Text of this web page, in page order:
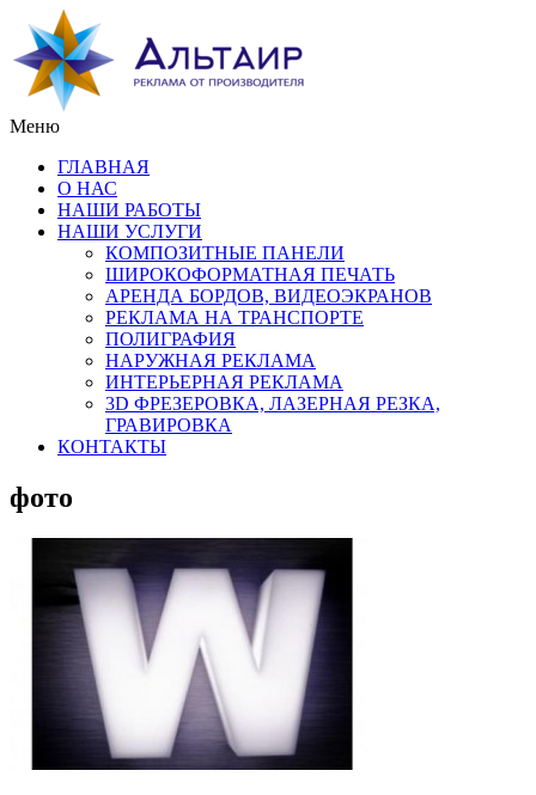
Меню
ГЛАВНАЯ
О НАС
НАШИ РАБОТЫ
НАШИ УСЛУГИ
КОМПОЗИТНЫЕ ПАНЕЛИ
ШИРОКОФОРМАТНАЯ ПЕЧАТЬ
АРЕНДА БОРДОВ, ВИДЕОЭКРАНОВ
РЕКЛАМА НА ТРАНСПОРТЕ
ПОЛИГРАФИЯ
НАРУЖНАЯ РЕКЛАМА
ИНТЕРЬЕРНАЯ РЕКЛАМА
3D ФРЕЗЕРОВКА, ЛАЗЕРНАЯ РЕЗКА,
ГРАВИРОВКА
КОНТАКТЫ
фото